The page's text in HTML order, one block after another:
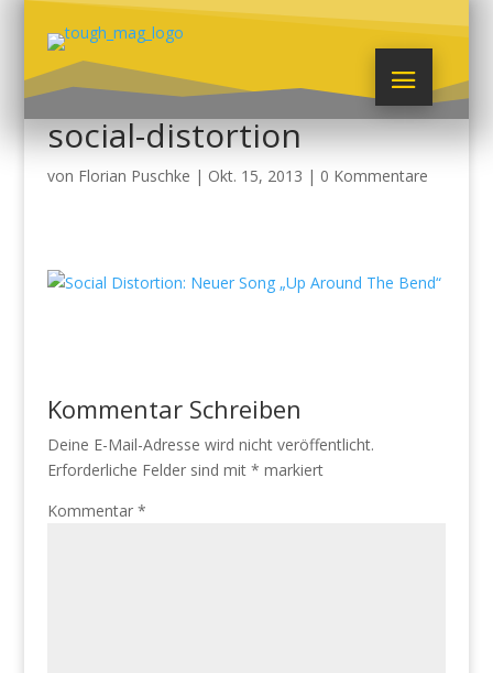
social-distortion
von Florian Puschke | Okt. 15, 2013 | 0 Kommentare
Kommentar Schreiben
Deine E-Mail-Adresse wird nicht veröffentlicht.
Erforderliche Felder sind mit * markiert
Kommentar *